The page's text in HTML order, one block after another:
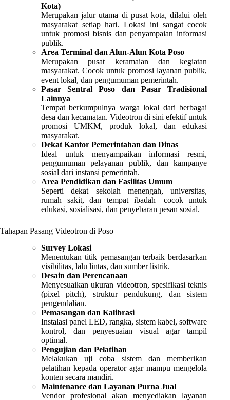
Kota)
Merupakan jalur utama di pusat kota, dilalui oleh
masyarakat setiap hari. Lokasi ini sangat cocok
untuk promosi bisnis dan penyampaian informasi
publik.
Area Terminal dan Alun-Alun Kota Poso
Merupakan pusat keramaian dan kegiatan
masyarakat. Cocok untuk promosi layanan publik,
event lokal, dan pengumuman pemerintah.
Pasar Sentral Poso dan Pasar Tradisional
Lainnya
Tempat berkumpulnya warga lokal dari berbagai
desa dan kecamatan. Videotron di sini efektif untuk
promosi UMKM, produk lokal, dan edukasi
masyarakat.
Dekat Kantor Pemerintahan dan Dinas
Ideal untuk menyampaikan informasi resmi,
pengumuman pelayanan publik, dan kampanye
sosial dari instansi pemerintah.
Area Pendidikan dan Fasilitas Umum
Seperti dekat sekolah menengah, universitas,
rumah sakit, dan tempat ibadah—cocok untuk
edukasi, sosialisasi, dan penyebaran pesan sosial.
Tahapan Pasang Videotron di Poso
Survey Lokasi
Menentukan titik pemasangan terbaik berdasarkan
visibilitas, lalu lintas, dan sumber listrik.
Desain dan Perencanaan
Menyesuaikan ukuran videotron, spesifikasi teknis
(pixel pitch), struktur pendukung, dan sistem
pengendalian.
Pemasangan dan Kalibrasi
Instalasi panel LED, rangka, sistem kabel, software
kontrol, dan penyesuaian visual agar tampil
optimal.
Pengujian dan Pelatihan
Melakukan uji coba sistem dan memberikan
pelatihan kepada operator agar mampu mengelola
konten secara mandiri.
Maintenance dan Layanan Purna Jual
Vendor profesional akan menyediakan layanan